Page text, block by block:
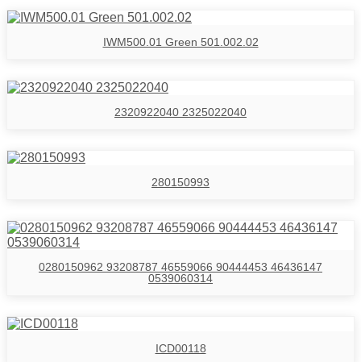
IWM500.01 Green 501.002.02
2320922040 2325022040
280150993
0280150962 93208787 46559066 90444453 46436147
0539060314
ICD00118